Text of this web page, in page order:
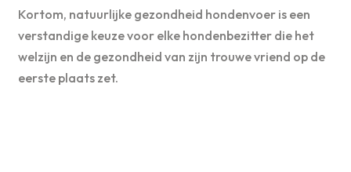
Kortom, natuurlijke gezondheid hondenvoer is een
verstandige keuze voor elke hondenbezitter die het
welzijn en de gezondheid van zijn trouwe vriend op de
eerste plaats zet.